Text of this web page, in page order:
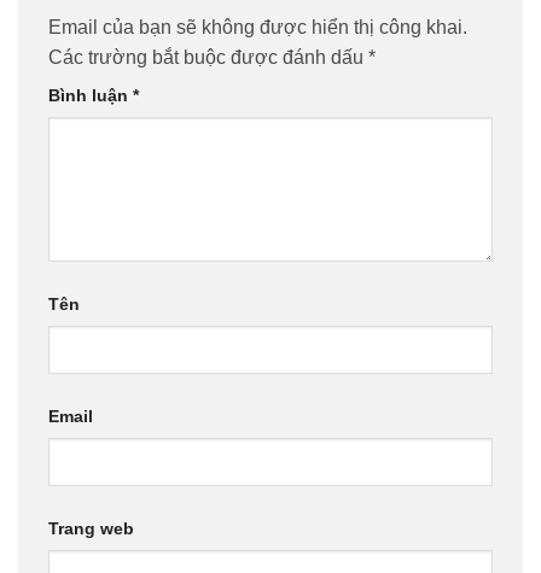
Email của bạn sẽ không được hiển thị công khai.
Các trường bắt buộc được đánh dấu *
Bình luận *
Tên
Email
Trang web